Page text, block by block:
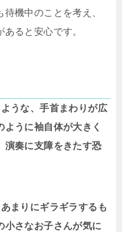
機中のことを考え、
ると安心です。
うな、手首まわりが広
うに袖自体が大きく
演奏に支障をきたす恐
まりにギラギラするも
小さなお子さんが気に